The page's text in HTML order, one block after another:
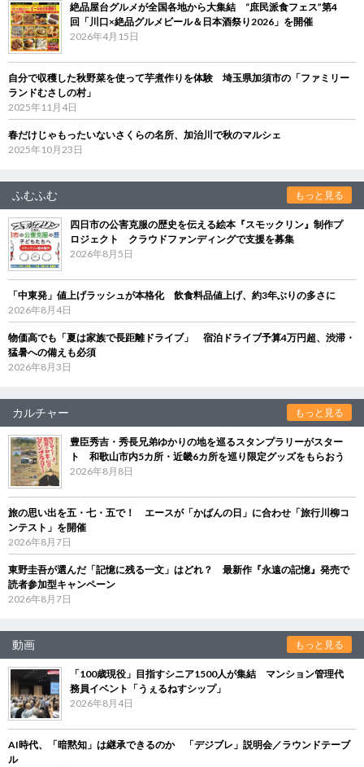
絶品屋台グルメが全国各地から大集結 “庶民派食フェス”第4
回「川口×絶品グルメビール＆日本酒祭り2026」を開催
2026年4月15日
自分で収穫した秋野菜を使って芋煮作りを体験 埼玉県加須市の「ファミリー
ランドむさしの村」
2025年11月4日
春だけじゃもったいないさくらの名所、加治川で秋のマルシェ
2025年10月23日
ふむふむ もっと見る
四日市の公害克服の歴史を伝える絵本『スモックリン』制作プ
ロジェクト クラウドファンディングで支援を募集
2026年8月5日
「中東発」値上げラッシュが本格化 飲食料品値上げ、約3年ぶりの多さに
2026年8月4日
物価高でも「夏は家族で長距離ドライブ」 宿泊ドライブ予算4万円超、渋滞・
猛暑への備えも必須
2026年8月3日
カルチャー もっと見る
豊臣秀吉・秀長兄弟ゆかりの地を巡るスタンプラリーがスター
ト 和歌山市内5カ所・近畿6カ所を巡り限定グッズをもらおう
2026年8月8日
旅の思い出を五・七・五で！ エースが「かばんの日」に合わせ「旅行川柳コ
ンテスト」を開催
2026年8月7日
東野圭吾が選んだ「記憶に残る一文」はどれ？ 最新作『永遠の記憶』発売で
読者参加型キャンペーン
2026年8月7日
動画 もっと見る
「100歳現役」目指すシニア1500人が集結 マンション管理代
務員イベント「うぇるねすシップ」
2026年8月4日
AI時代、「暗黙知」は継承できるのか 「デジブレ」説明会／ラウンドテーブ
ル